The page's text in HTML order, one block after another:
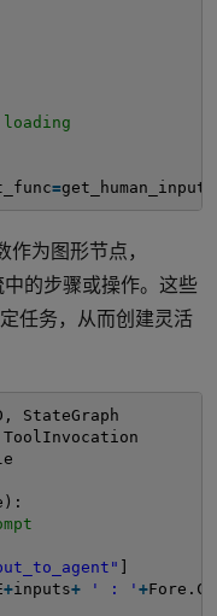
=get_human_input)
为图形节点，
的步骤或操作。这些
任务，从而创建灵活
StateGraph
ToolInvocation
]
+inputs+ ' : ' +